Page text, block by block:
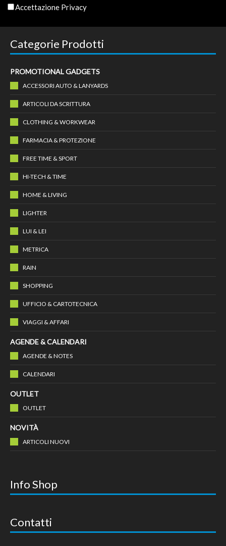
Accettazione Privacy
Categorie Prodotti
PROMOTIONAL GADGETS
ACCESSORI AUTO & LANYARDS
ARTICOLI DA SCRITTURA
CLOTHING & WORKWEAR
FARMACIA & PROTEZIONE
FREE TIME & SPORT
HI-TECH & TIME
HOME & LIVING
LIGHTER
LUI & LEI
METRICA
RAIN
SHOPPING
UFFICIO & CARTOTECNICA
VIAGGI & AFFARI
AGENDE & CALENDARI
AGENDE & NOTES
CALENDARI
OUTLET
OUTLET
NOVITÀ
ARTICOLI NUOVI
Info Shop
Contatti